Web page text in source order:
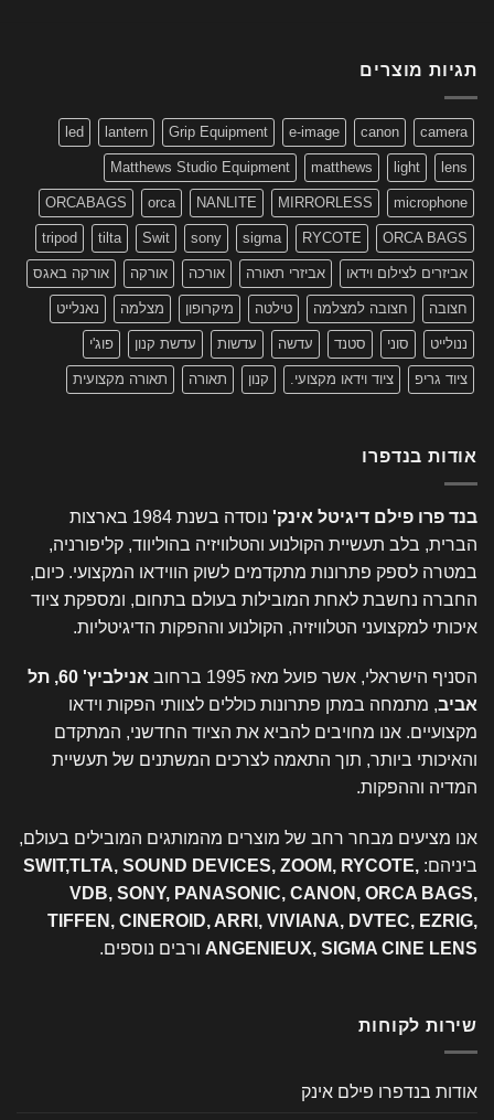
תגיות מוצרים
camera
canon
e-image
Grip Equipment
lantern
led
lens
light
matthews
Matthews Studio Equipment
microphone
MIRRORLESS
NANLITE
orca
ORCABAGS
ORCA BAGS
RYCOTE
sigma
sony
Swit
tilta
tripod
אביזרים לצילום וידאו אביזרי תאורה אורכה אורקה אורקה באגס
חצובה חצובה למצלמה טילטה מיקרופון מצלמה נאנלייט
ננולייט סוני סטנד עדשה עדשות עדשת קנון פוג'י
ציוד גריפ ציוד וידאו מקצועי. קנון תאורה תאורה מקצועית
אודות בנדפרו
בנד פרו פילם דיגיטל אינק'
נוסדה בשנת 1984 בארצות
הברית, בלב תעשיית הקולנוע והטלוויזיה בהוליווד, קליפורניה,
במטרה לספק פתרונות מתקדמים לשוק הווידאו המקצועי. כיום,
החברה נחשבת לאחת המובילות בעולם בתחום, ומספקת ציוד
איכותי למקצועני הטלוויזיה, הקולנוע וההפקות הדיגיטליות.
הסניף הישראלי, אשר פועל מאז 1995 ברחוב
אנילביץ' 60, תל
אביב, מתמחה במתן פתרונות כוללים לצוותי הפקות וידאו
מקצועיים. אנו מחויבים להביא את הציוד החדשני, המתקדם
והאיכותי ביותר, תוך התאמה לצרכים המשתנים של תעשיית
המדיה וההפקות.
אנו מציעים מבחר רחב של מוצרים מהמותגים המובילים בעולם,
ביניהם: SWIT,TLTA, SOUND DEVICES, ZOOM, RYCOTE,
VDB, SONY, PANASONIC, CANON, ORCA BAGS,
TIFFEN, CINEROID, ARRI, VIVIANA, DVTEC, EZRIG,
ANGENIEUX, SIGMA CINE LENS ורבים נוספים.
שירות לקוחות
אודות בנדפרו פילם אינק